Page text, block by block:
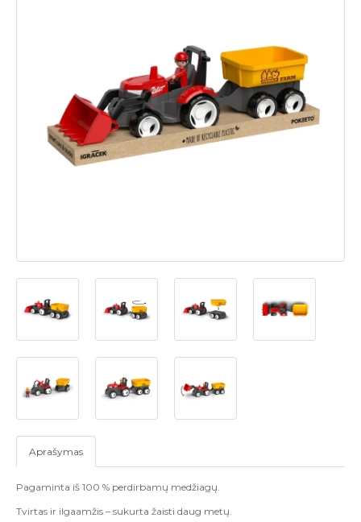
Aprašymas
Pagaminta iš 100 % perdirbamų medžiagų.
Tvirtas ir ilgaamžis – sukurta žaisti daug metų.